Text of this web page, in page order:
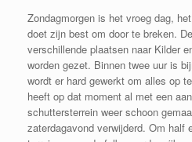
Zondagmorgen is het vroeg dag,
doet zijn best om door te breken.
verschillende plaatsen naar Kilder
worden gezet. Binnen twee uur is
wordt er hard gewerkt om alles op
heeft op dat moment al met een
schuttersterrein weer schoon
zaterdagavond verwijderd. Om half